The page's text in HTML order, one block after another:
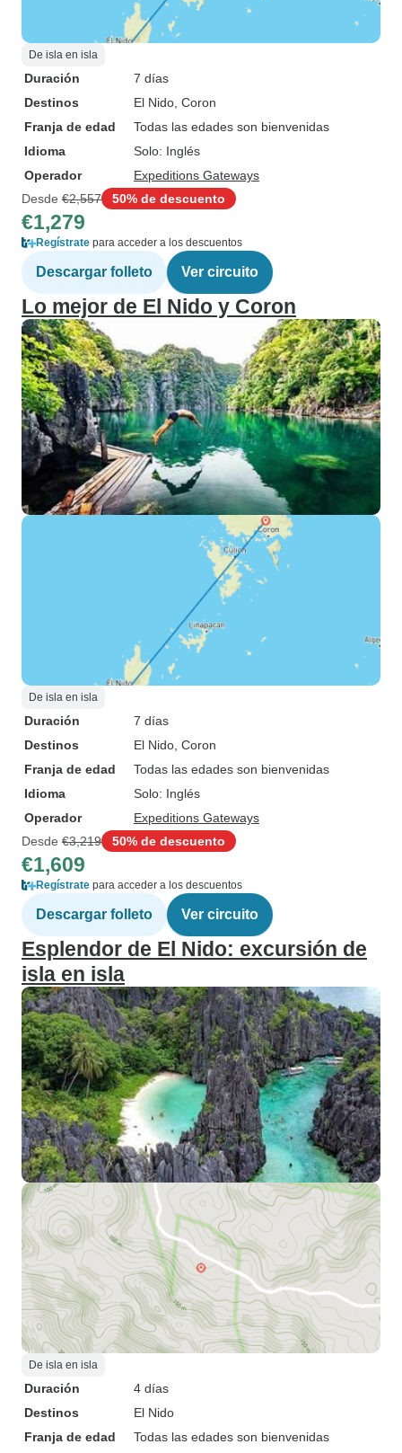
De isla en isla
Duración
7 días
Destinos
El Nido , Coron
Franja de edad
Todas las edades son bienvenidas
Idioma
Solo: Inglés
Operador
Expeditions Gateways
Desde €2,557 50% de descuento
€1,279
Regístrate para acceder a los descuentos
Descargar folleto Ver circuito
Lo mejor de El Nido y Coron
De isla en isla
Duración
7 días
Destinos
El Nido , Coron
Franja de edad
Todas las edades son bienvenidas
Idioma
Solo: Inglés
Operador
Expeditions Gateways
Desde €3,219 50% de descuento
€1,609
Regístrate para acceder a los descuentos
Descargar folleto Ver circuito
Esplendor de El Nido: excursión de
isla en isla
De isla en isla
Duración
4 días
Destinos
El Nido
Franja de edad
Todas las edades son bienvenidas